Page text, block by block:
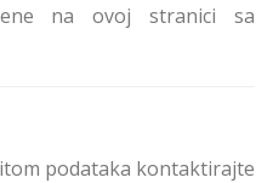
na ovoj stranici sa
podataka kontaktirajte